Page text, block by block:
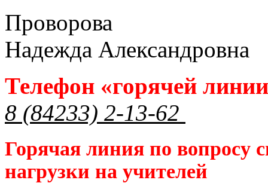
Проворова
Надежда Александровна
Телефон «горячей
8 (84233) 2-13-62
Горячая линия по вопросу
нагрузки на учителей